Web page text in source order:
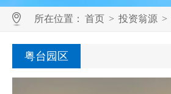
所在位置： 首页 > 投资翁源 >
粤台园区